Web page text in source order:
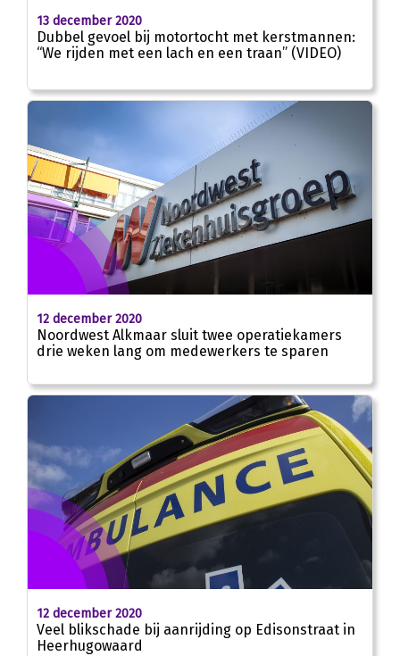
13 december 2020
Dubbel gevoel bij motortocht met kerstmannen:
“We rijden met een lach en een traan” (VIDEO)
12 december 2020
Noordwest Alkmaar sluit twee operatiekamers
drie weken lang om medewerkers te sparen
12 december 2020
Veel blikschade bij aanrijding op Edisonstraat in
Heerhugowaard